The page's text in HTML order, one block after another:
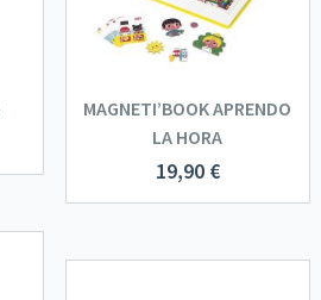
MAGNETI’BOOK APRENDO
LA HORA
19,90 €